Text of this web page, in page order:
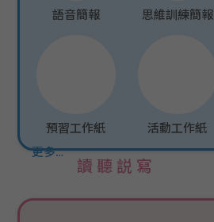
語音簡報 思維訓練簡報
預習工作紙 活動工作紙
更多…
讀聽説寫